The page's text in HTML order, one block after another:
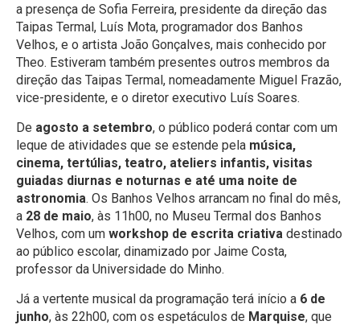
a presença de Sofia Ferreira, presidente da direção das
Taipas Termal, Luís Mota, programador dos Banhos
Velhos, e o artista João Gonçalves, mais conhecido por
Theo. Estiveram também presentes outros membros da
direção das Taipas Termal, nomeadamente Miguel Frazão,
vice-presidente, e o diretor executivo Luís Soares.
De agosto a setembro, o público poderá contar com um
leque de atividades que se estende pela música,
cinema, tertúlias, teatro, ateliers infantis, visitas
guiadas diurnas e noturnas e até uma noite de
astronomia. Os Banhos Velhos arrancam no final do mês,
a 28 de maio, às 11h00, no Museu Termal dos Banhos
Velhos, com um workshop de escrita criativa destinado
ao público escolar, dinamizado por Jaime Costa,
professor da Universidade do Minho.
Já a vertente musical da programação terá início a 6 de
junho, às 22h00, com os espetáculos de Marquise, que